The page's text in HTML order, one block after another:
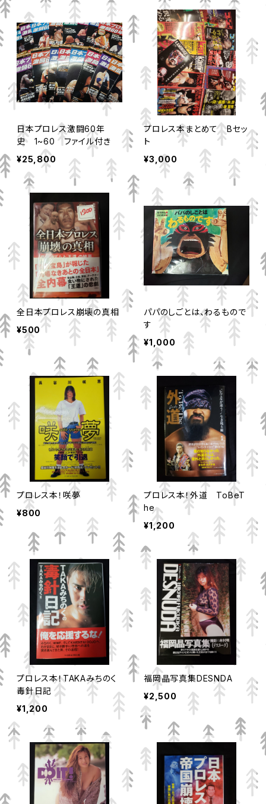
日本プロレス激闘60年
史 1~60 ファイル付き
¥25,800
プロレス本まとめて Bセッ
ト
¥3,000
全日本プロレス崩壊の真相
¥500
パパのしごとは、わるもので
す
¥1,000
プロレス本！咲夢
¥800
プロレス本！外道 ToBeT
he
¥1,200
プロレス本！TAKAみちのく
毒針日記
¥1,200
福岡晶写真集DESNDA
¥2,500